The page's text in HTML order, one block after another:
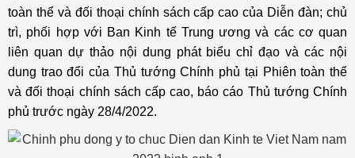
toàn thể và đối thoại chính sách cấp cao của Diễn đàn; chủ
trì, phối hợp với Ban Kinh tế Trung ương và các cơ quan
liên quan dự thảo nội dung phát biểu chỉ đạo và các nội
dung trao đổi của Thủ tướng Chính phủ tại Phiên toàn thể
và đối thoại chính sách cấp cao, báo cáo Thủ tướng Chính
phủ trước ngày 28/4/2022.